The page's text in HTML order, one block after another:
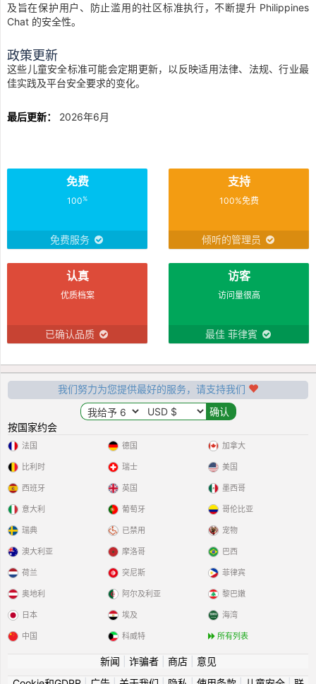
及旨在保护用户、防止滥用的社区标准执行，不断提升 Philippines
Chat 的安全性。
政策更新
这些儿童安全标准可能会定期更新，以反映适用法律、法规、行业最
佳实践及平台安全要求的变化。
最后更新： 2026年6月
免费
100%
免费服务
支持
100%免费
倾听的管理员
认真
优质档案
已确认品质
访客
访问量很高
最佳 菲律賓
我们努力为您提供最好的服务，请支持我们
按国家约会
法国
比利时
西班牙
意大利
瑞典
德国
瑞士
英国
葡萄牙
已禁用
加拿大
美国
墨西哥
哥伦比亚
宠物
澳大利亚
荷兰
奥地利
日本
中国
摩洛哥
突尼斯
阿尔及利亚
埃及
科威特
巴西
菲律宾
黎巴嫩
海湾
所有列表
新闻 诈骗者| 商店| 意见